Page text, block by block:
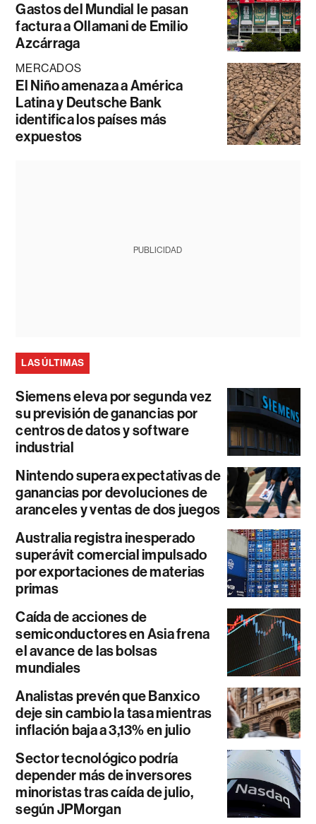
Gastos del Mundial le pasan
factura a Ollamani de Emilio
Azcárraga
MERCADOS
El Niño amenaza a América
Latina y Deutsche Bank
identifica los países más
expuestos
PUBLICIDAD
LAS ÚLTIMAS
Siemens eleva por segunda vez
su previsión de ganancias por
centros de datos y software
industrial
Nintendo supera expectativas de
ganancias por devoluciones de
aranceles y ventas de dos juegos
Australia registra inesperado
superávit comercial impulsado
por exportaciones de materias
primas
Caída de acciones de
semiconductores en Asia frena
el avance de las bolsas
mundiales
Analistas prevén que Banxico
deje sin cambio la tasa mientras
inflación baja a 3,13% en julio
Sector tecnológico podría
depender más de inversores
minoristas tras caída de julio,
según JPMorgan